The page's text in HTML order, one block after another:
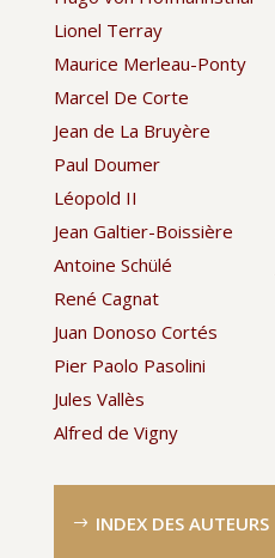
Lionel Terray
Maurice Merleau-Ponty
Marcel De Corte
Jean de La Bruyère
Paul Doumer
Léopold II
Jean Galtier-Boissière
Antoine Schülé
René Cagnat
Juan Donoso Cortés
Pier Paolo Pasolini
Jules Vallès
Alfred de Vigny
INDEX DES AUTEURS